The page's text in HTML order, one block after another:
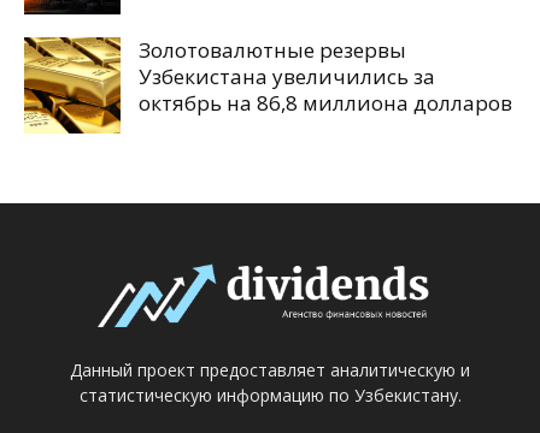
Золотовалютные резервы
Узбекистана увеличились за
октябрь на 86,8 миллиона долларов
Данный проект предоставляет аналитическую и
статистическую информацию по Узбекистану.